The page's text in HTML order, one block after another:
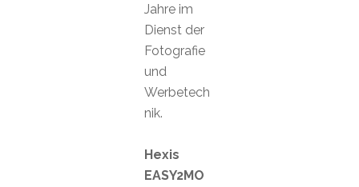
Jahre im
Dienst der
Fotografie
und
Werbetech
nik.
Hexis
EASY2MO